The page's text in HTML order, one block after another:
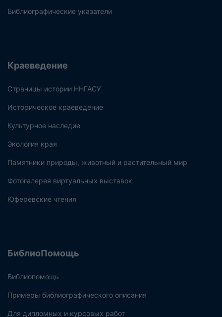
Библиографические указатели
Краеведение
Страницы истории ННГАСУ
Историческое краеведение
Культурное наследие
Экология края
Памятники природы, животный и растительный мир
Фотогалерея виртуальных выставок
Юферевские чтения
БиблиоПомощь
Библиопомощь
Примеры библиографического описания
Для дипломных и курсовых работ